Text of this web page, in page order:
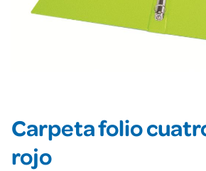
Carpeta folio
rojo